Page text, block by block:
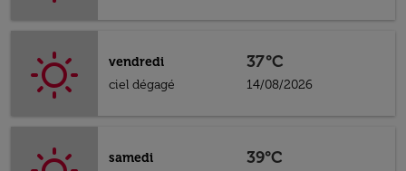
vendredi
ciel dégagé
37°C
14/08/2026
samedi
39°C